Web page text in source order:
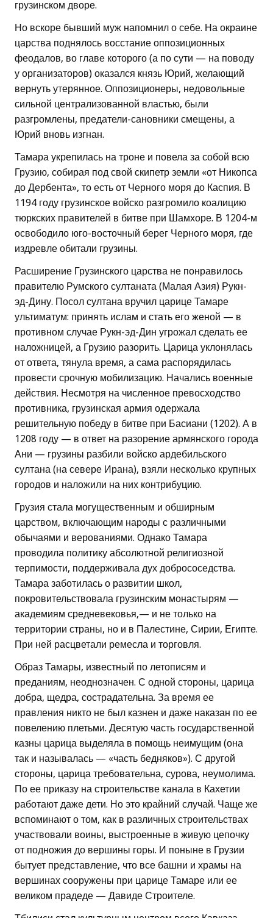
грузинском дворе.
Но вскоре бывший муж напомнил о себе. На окраине
царства поднялось восстание оппозиционных
феодалов, во главе которого (а по сути — на поводу
у организаторов) оказался князь Юрий, желающий
вернуть утерянное. Оппозиционеры, недовольные
сильной централизованной властью, были
разгромлены, предатели-сановники смещены, а
Юрий вновь изгнан.
Тамара укрепилась на троне и повела за собой всю
Грузию, собирая под свой скипетр земли «от Никопса
до Дербента», то есть от Черного моря до Каспия. В
1194 году грузинское войско разгромило коалицию
тюркских правителей в битве при Шамхоре. В 1204-м
освободило юго-восточный берег Черного моря, где
издревле обитали грузины.
Расширение Грузинского царства не понравилось
правителю Румского султаната (Малая Азия) Рукн-
эд-Дину. Посол султана вручил царице Тамаре
ультиматум: принять ислам и стать его женой — в
противном случае Рукн-эд-Дин угрожал сделать ее
наложницей, а Грузию разорить. Царица уклонялась
от ответа, тянула время, а сама распорядилась
провести срочную мобилизацию. Начались военные
действия. Несмотря на численное превосходство
противника, грузинская армия одержала
решительную победу в битве при Басиани (1202). А в
1208 году — в ответ на разорение армянского города
Ани — грузины разбили войско ардебильского
султана (на севере Ирана), взяли несколько крупных
городов и наложили на них контрибуцию.
Грузия стала могущественным и обширным
царством, включающим народы с различными
обычаями и верованиями. Однако Тамара
проводила политику абсолютной религиозной
терпимости, поддерживала дух добрососедства.
Тамара заботилась о развитии школ,
покровительствовала грузинским монастырям —
академиям средневековья,— и не только на
территории страны, но и в Палестине, Сирии, Египте.
При ней расцветали ремесла и торговля.
Образ Тамары, известный по летописям и
преданиям, неоднозначен. С одной стороны, царица
добра, щедра, сострадательна. За время ее
правления никто не был казнен и даже наказан по ее
повелению плетьми. Десятую часть государственной
казны царица выделяла в помощь неимущим (она
так и называлась — «часть бедняков»). С другой
стороны, царица требовательна, сурова, неумолима.
По ее приказу на строительстве канала в Кахетии
работают даже дети. Но это крайний случай. Чаще же
вспоминают о том, как в различных строительствах
участвовали воины, выстроенные в живую цепочку
от подножия до вершины горы. И поныне в Грузии
бытует представление, что все башни и храмы на
вершинах сооружены при царице Тамаре или ее
великом прадеде — Давиде Строителе.